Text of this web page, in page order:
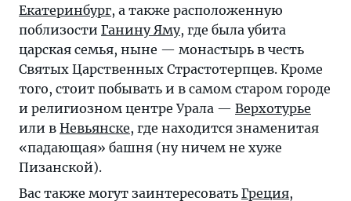
Екатеринбург, а также расположенную
поблизости Ганину Яму, где была убита
царская семья, ныне — монастырь в честь
Святых Царственных Страстотерпцев. Кроме
того, стоит побывать и в самом старом городе
и религиозном центре Урала — Верхотурье
или в Невьянске, где находится знаменитая
«падающая» башня (ну ничем не хуже
Пизанской).
Вас также могут заинтересовать Греция,